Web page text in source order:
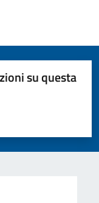
su questa